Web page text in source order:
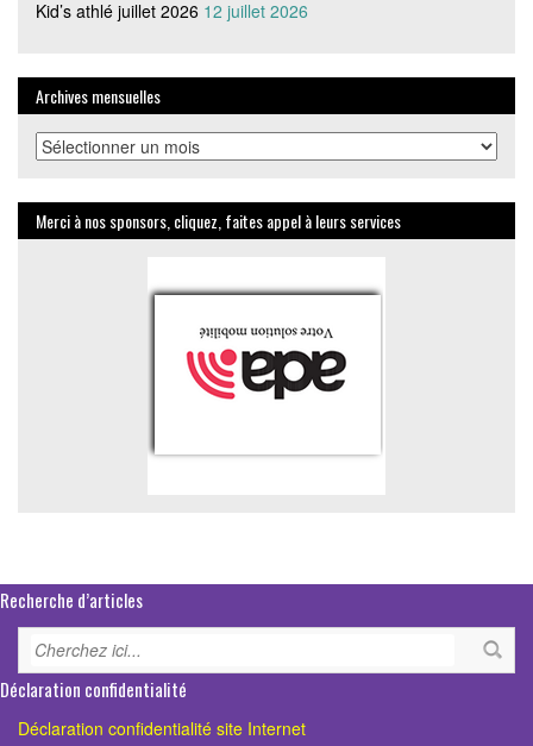
Kid’s athlé juillet 2026 12 juillet 2026
Archives mensuelles
Archives
mensuelles
Merci à nos sponsors, cliquez, faites appel à leurs services
Recherche d’articles
Déclaration confidentialité
Déclaration confidentialité site Internet